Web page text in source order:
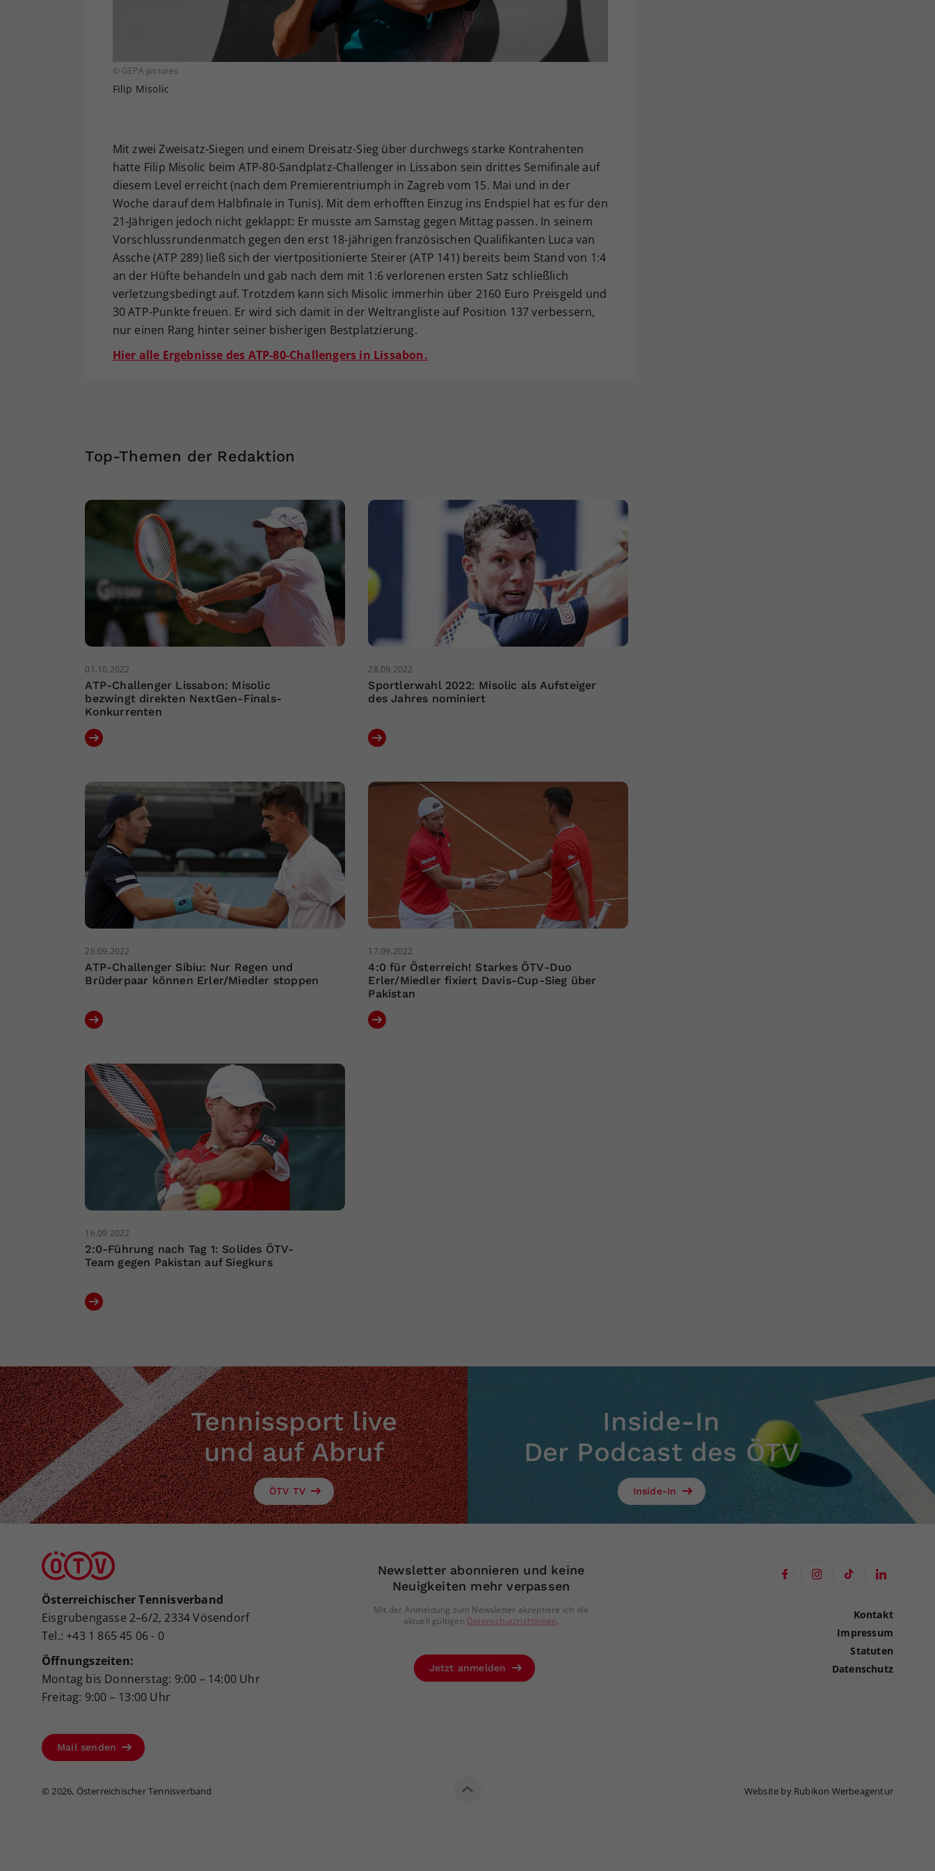
© GEPA pictures
Filip Misolic
Mit zwei Zweisatz-Siegen und einem Dreisatz-Sieg über durchwegs starke Kontrahenten
hatte Filip Misolic beim ATP-80-Sandplatz-Challenger in Lissabon sein drittes Semifinale auf
diesem Level erreicht (nach dem Premierentriumph in Zagreb vom 15. Mai und in der
Woche darauf dem Halbfinale in Tunis). Mit dem erhofften Einzug ins Endspiel hat es für den
21-Jährigen jedoch nicht geklappt: Er musste am Samstag gegen Mittag passen. In seinem
Vorschlussrundenmatch gegen den erst 18-jährigen französischen Qualifikanten Luca van
Assche (ATP 289) ließ sich der viertpositionierte Steirer (ATP 141) bereits beim Stand von 1:4
an der Hüfte behandeln und gab nach dem mit 1:6 verlorenen ersten Satz schließlich
verletzungsbedingt auf. Trotzdem kann sich Misolic immerhin über 2160 Euro Preisgeld und
30 ATP-Punkte freuen. Er wird sich damit in der Weltrangliste auf Position 137 verbessern,
nur einen Rang hinter seiner bisherigen Bestplatzierung.
Hier alle Ergebnisse des ATP-80-Challengers in Lissabon.
Top-Themen der Redaktion
01.10.2022
ATP-Challenger Lissabon: Misolic
bezwingt direkten NextGen-Finals-
Konkurrenten
28.09.2022
Sportlerwahl 2022: Misolic als Aufsteiger
des Jahres nominiert
26.09.2022
ATP-Challenger Sibiu: Nur Regen und
Brüderpaar können Erler/Miedler stoppen
17.09.2022
4:0 für Österreich! Starkes ÖTV-Duo
Erler/Miedler fixiert Davis-Cup-Sieg über
Pakistan
16.09.2022
2:0-Führung nach Tag 1: Solides ÖTV-
Team gegen Pakistan auf Siegkurs
Tennissport live
und auf Abruf
ÖTV TV
Inside-In
Der Podcast des ÖTV
Inside-In
Österreichischer Tennisverband
Eisgrubengasse 2–6/2, 2334 Vösendorf
Tel.: +43 1 865 45 06 - 0
Öffnungszeiten:
Montag bis Donnerstag: 9:00 – 14:00 Uhr
Freitag: 9:00 – 13:00 Uhr
Mail senden
Newsletter abonnieren und keine
Neuigkeiten mehr verpassen
Mit der Anmeldung zum Newsletter akzeptiere ich die
aktuell gültigen Datenschutzrichtlinien.
Jetzt anmelden
Kontakt
Impressum
Statuten
Datenschutz
©2026, Österreichischer Tennisverband Website by Rubikon Werbeagentur
Ihrer vorgenommen Einstellungen, falls der
Webseiten-Betreiber dies eingestellt hat.